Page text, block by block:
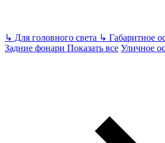
↳ Для головного света ↳ Габаритное
Задние фонари Показать все Уличное